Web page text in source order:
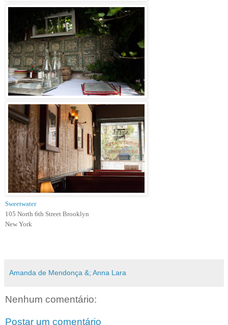
Sweetwater
105 North 6th Street Brooklyn
New York
Amanda de Mendonça &; Anna Lara
Nenhum comentário:
Postar um comentário